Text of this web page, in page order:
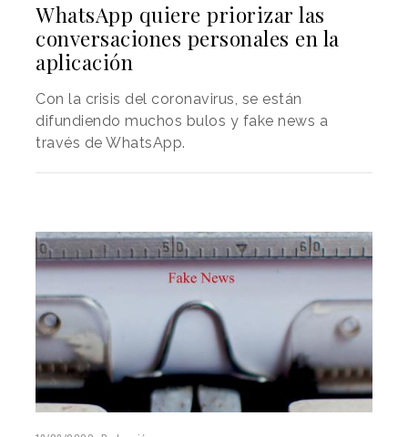
WhatsApp quiere priorizar las
conversaciones personales en la
aplicación
Con la crisis del coronavirus, se están
difundiendo muchos bulos y fake news a
través de WhatsApp.